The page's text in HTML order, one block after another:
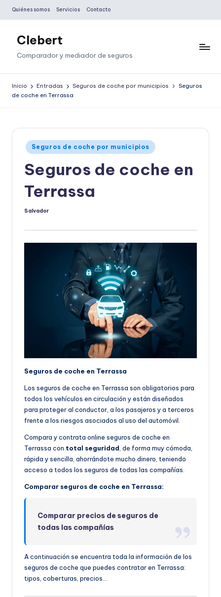
Saltar
contenido
Quiénes somos Servicios Contacto
Clebert
Comparador y mediador de seguros
Inicio Entradas Seguros de coche por municipios
Seguros
de coche en Terrassa
Publicado
en
Seguros de coche por municipios
Seguros de coche en
Terrassa
Publicado
Salvador
Seguros de coche en Terrassa
Los seguros de coche en Terrassa son obligatorios para
todos los vehículos en circulación y están diseñados
para proteger al conductor, a los pasajeros y a terceros
frente a los riesgos asociados al uso del automóvil.
Compara y contrata online seguros de coche en
Terrassa con total seguridad , de forma muy cómoda,
rápida y sencilla, ahorrándote mucho dinero, teniendo
acceso a todos los seguros de todas las compañías.
Comparar seguros de coche en Terrassa:
Comparar precios de seguros de
todas las compañías
A continuación se encuentra toda la información de los
seguros de coche que puedes contratar en Terrassa:
tipos, coberturas, precios…